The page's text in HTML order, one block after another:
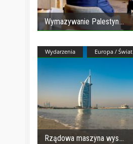
Wymazywanie Palestyn
Wydarzenia Europa / Świat
Rządowa maszyna wys